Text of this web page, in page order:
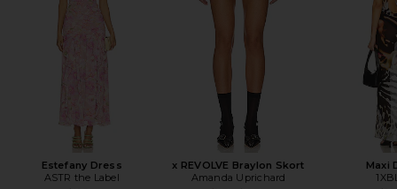
Estefany Dress
ASTR the Label
x REVOLVE Braylon Skort
Amanda Uprichard
Maxi